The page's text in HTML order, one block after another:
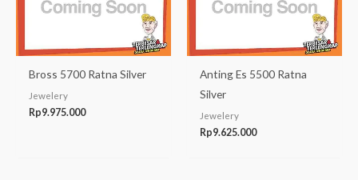
Bross 5700 Ratna Silver
Jewelery
Rp9.975.000
Anting Es 5500 Ratna
Silver
Jewelery
Rp9.625.000